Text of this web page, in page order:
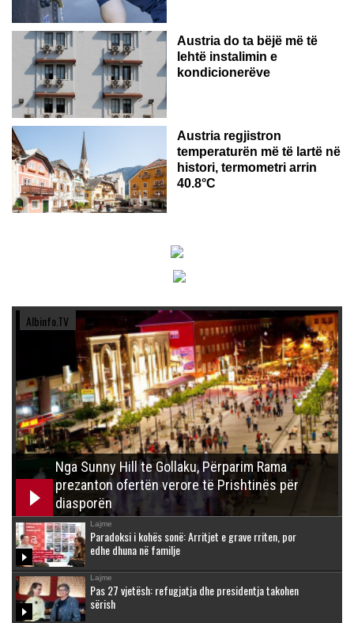
Austria do ta bëjë më të
lehtë instalimin e
kondicionerëve
Austria regjistron
temperaturën më të lartë në
histori, termometri arrin
40.8°C
Albinfo.TV
Nga Sunny Hill te Gollaku, Përparim Rama
prezanton ofertën verore të Prishtinës për
diasporën
Lajme
Paradoksi i kohës sonë: Arritjet e grave rriten, por
edhe dhuna në familje
Lajme
Pas 27 vjetësh: refugjatja dhe presidentja takohen
sërish